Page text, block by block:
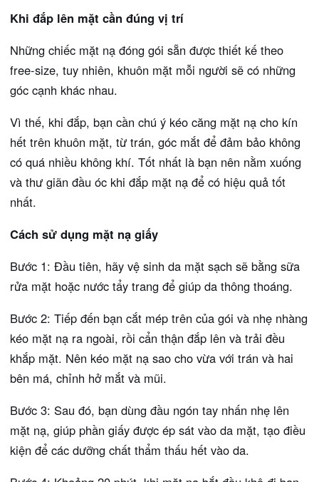
Khi đắp lên mặt cần đúng vị trí
Những chiếc mặt nạ đóng gói sẵn được thiết kế theo
free-size, tuy nhiên, khuôn mặt mỗi người sẽ có những
góc cạnh khác nhau.
Vì thế, khi đắp, bạn cần chú ý kéo căng mặt nạ cho kín
hết trên khuôn mặt, từ trán, góc mắt để đảm bảo không
có quá nhiều không khí. Tốt nhất là bạn nên nằm xuống
và thư giãn đầu óc khi đắp mặt nạ để có hiệu quả tốt
nhất.
Cách sử dụng mặt nạ giấy
Bước 1: Đầu tiên, hãy vệ sinh da mặt sạch sẽ bằng sữa
rửa mặt hoặc nước tẩy trang để giúp da thông thoáng.
Bước 2: Tiếp đến bạn cắt mép trên của gói và nhẹ nhàng
kéo mặt nạ ra ngoài, rồi cẩn thận đắp lên và trải đều
khắp mặt. Nên kéo mặt nạ sao cho vừa với trán và hai
bên má, chỉnh hở mắt và mũi.
Bước 3: Sau đó, bạn dùng đầu ngón tay nhấn nhẹ lên
mặt nạ, giúp phần giấy được ép sát vào da mặt, tạo điều
kiện để các dưỡng chất thẩm thấu hết vào da.